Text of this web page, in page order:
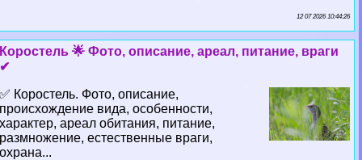
12 07 2026 10:44:26
Коростель 🌟 Фото, описание, ареал, питание, враги
✔
✅ Коростель. Фото, описание,
происхождение вида, особенности,
хаpaктер, ареал обитания, питание,
размножение, естественные враги,
охрана...